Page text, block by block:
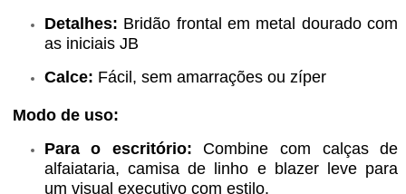
Detalhes: Bridão frontal em metal dourado com
as iniciais JB
Calce: Fácil, sem amarrações ou zíper
Modo de uso:
Para o escritório: Combine com calças de
alfaiataria, camisa de linho e blazer leve para
um visual executivo com estilo.